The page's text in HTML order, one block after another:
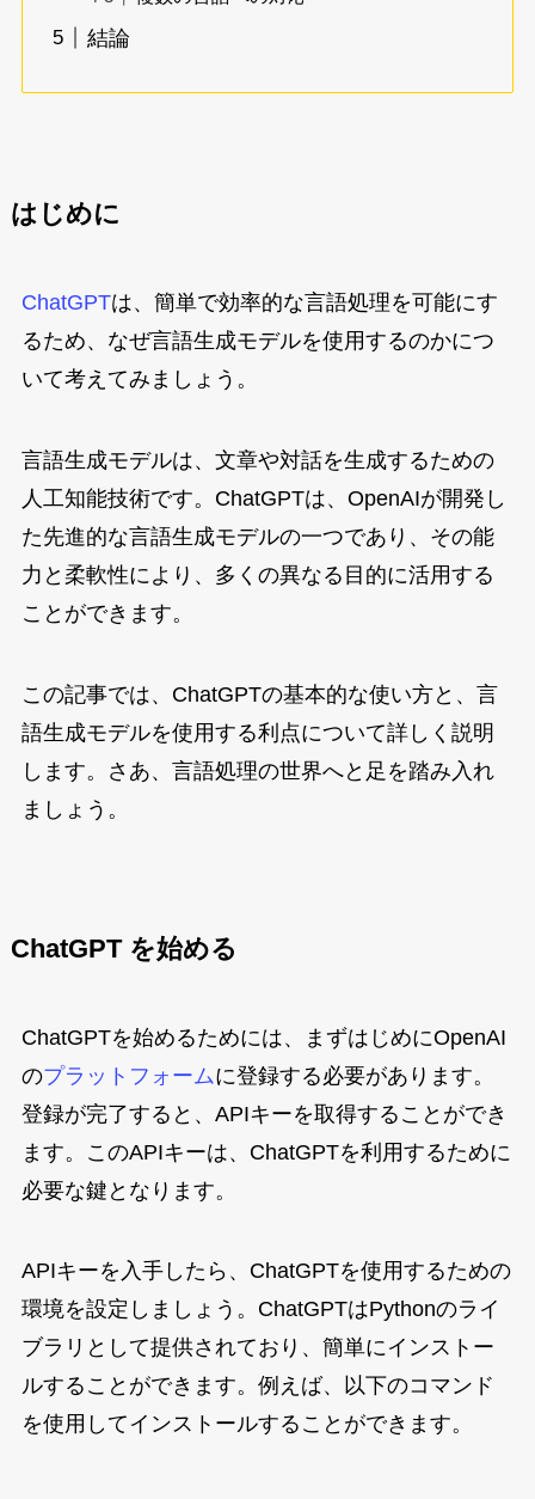
結論
はじめに
ChatGPTは、簡単で効率的な言語処理を可能にす
るため、なぜ言語生成モデルを使用するのかにつ
いて考えてみましょう。
言語生成モデルは、文章や対話を生成するための
人工知能技術です。ChatGPTは、OpenAIが開発し
た先進的な言語生成モデルの一つであり、その能
力と柔軟性により、多くの異なる目的に活用する
ことができます。
この記事では、ChatGPTの基本的な使い方と、言
語生成モデルを使用する利点について詳しく説明
します。さあ、言語処理の世界へと足を踏み入れ
ましょう。
ChatGPT を始める
ChatGPTを始めるためには、まずはじめにOpenAI
のプラットフォームに登録する必要があります。
登録が完了すると、APIキーを取得することができ
ます。このAPIキーは、ChatGPTを利用するために
必要な鍵となります。
APIキーを入手したら、ChatGPTを使用するための
環境を設定しましょう。ChatGPTはPythonのライ
ブラリとして提供されており、簡単にインストー
ルすることができます。例えば、以下のコマンド
を使用してインストールすることができます。